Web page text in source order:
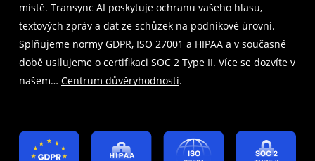
místě. Transync AI poskytuje ochranu vašeho hlasu,
textových zpráv a dat ze schůzek na podnikové úrovni.
Splňujeme normy GDPR, ISO 27001 a HIPAA a v současné
době usilujeme o certifikaci SOC 2 Type II. Více se dozvíte v
našem… Centrum důvěryhodnosti.